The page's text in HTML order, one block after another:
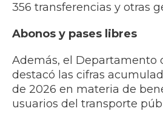
356 transferencias y otras
Abonos y pases libres
Además, el Departamento
destacó las cifras
de 2026 en materia de
usuarios del transporte